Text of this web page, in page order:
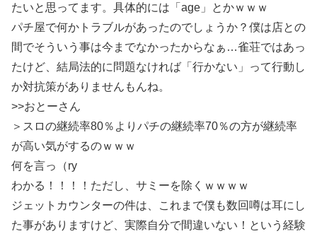
たいと思ってます。具体的には「age」とかｗｗｗ
パチ屋で何かトラブルがあったのでしょうか？僕は店との
間でそういう事は今までなかったからなぁ…雀荘ではあっ
たけど、結局法的に問題なければ「行かない」って行動し
か対抗策がありませんもんね。
>>おとーさん
＞スロの継続率80％よりパチの継続率70％の方が継続率
が高い気がするのｗｗｗ
何を言っ（ry
わかる！！！！ただし、サミーを除くｗｗｗｗ
ジェットカウンターの件は、これまで僕も数回噂は耳にし
た事がありますけど、実際自分で間違いない！という経験